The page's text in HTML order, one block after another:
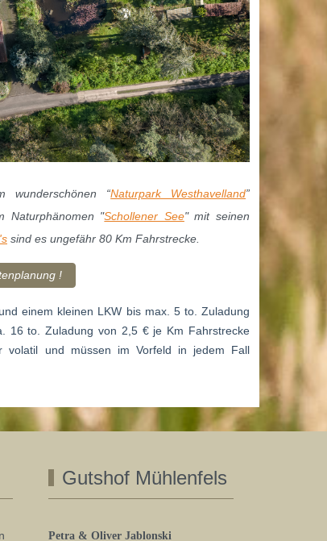
wunderschönen “Naturpark Westhavelland”
Naturphänomen "Schollener See" mit seinen
sind es ungefähr 80 Km Fahrstrecke.
!
einem kleinen LKW bis max. 5 to. Zuladung
16 to. Zuladung von 2,5 € je Km Fahrstrecke
volatil und müssen im Vorfeld in jedem Fall
Gutshof Mühlenfels
Petra & Oliver Jablonski